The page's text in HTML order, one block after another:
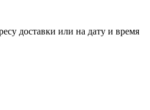
доставки или на дату и время